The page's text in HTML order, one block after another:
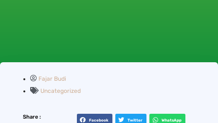
Fajar Budi
Uncategorized
Share :
Facebook Twitter WhatsApp